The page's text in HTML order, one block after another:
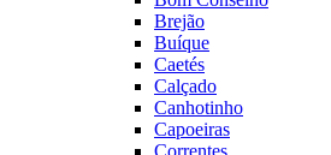
Brejão
Buíque
Caetés
Calçado
Canhotinho
Capoeiras